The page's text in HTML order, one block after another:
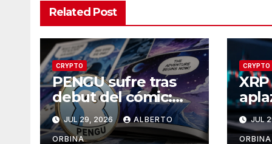
Related Post
CRYPTO
PENGU sufre tras
debut del cómic:
¿por qué venden
los traders?
JUL 29, 2026 ALBERTO
ORBINA
CRYPTO
delJUL
ORBINA